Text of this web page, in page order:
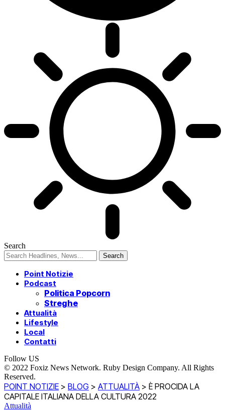
Search
Point Notizie
Podcast
Politica Popcorn
Streghe
Attualità
Lifestyle
Local
Contatti
Follow US
© 2022 Foxiz News Network. Ruby Design Company. All Rights
Reserved.
POINT NOTIZIE > BLOG > ATTUALITÀ > È PROCIDA LA
CAPITALE ITALIANA DELLA CULTURA 2022
Attualità